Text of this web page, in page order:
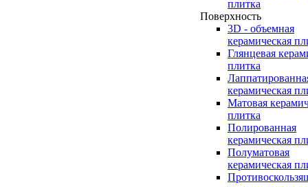
плитка
Поверхность
3D - объемная
керамическая
Глянцевая
плитка
керамическая
Матовая
плитка
Полированная
керамическая
Полуматовая
керамическая